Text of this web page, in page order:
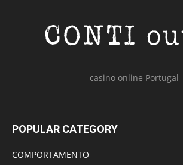
casino online Portugal
POPULAR CATEGORY
COMPORTAMENTO